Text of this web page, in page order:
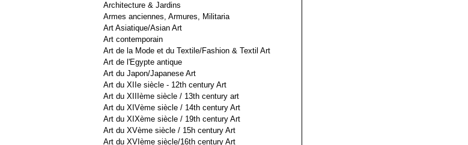
Architecture & Jardins
Armes anciennes, Armures, Militaria
Art Asiatique/Asian Art
Art contemporain
Art de la Mode et du Textile/Fashion & Textil Art
Art de l'Egypte antique
Art du Japon/Japanese Art
Art du XIIe siècle - 12th century Art
Art du XIIIème siècle / 13th century art
Art du XIVème siècle / 14th century Art
Art du XIXème siècle / 19th century Art
Art du XVème siècle / 15h century Art
Art du XVIème siècle/16th century Art